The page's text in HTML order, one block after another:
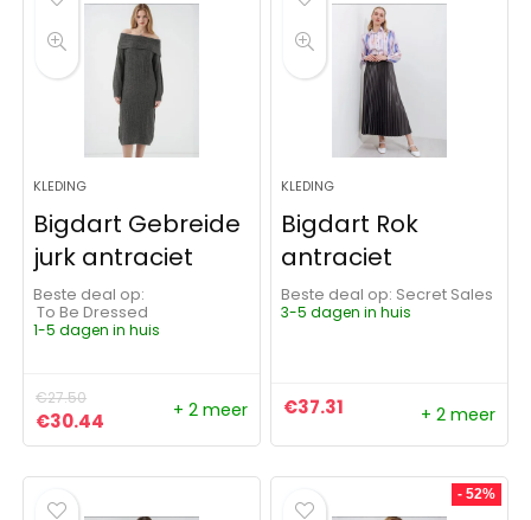
KLEDING
Bigdart Gebreide
jurk antraciet
Beste deal op:
To Be Dressed
1-5 dagen in huis
€27.50
Oorspronkelijke prijs was: €27.50.
€30.44 Huidige prijs is: €30.44.
+ 2 meer
KLEDING
Bigdart Rok
antraciet
Beste deal op:
Secret Sales
3-5 dagen in huis
€37.31 + 2 meer
- 52%